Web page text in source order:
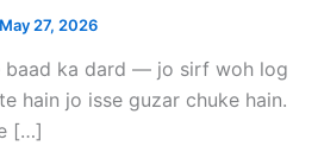
May 27, 2026
baad ka dard — jo sirf woh log
hain jo isse guzar chuke hain.
[…]